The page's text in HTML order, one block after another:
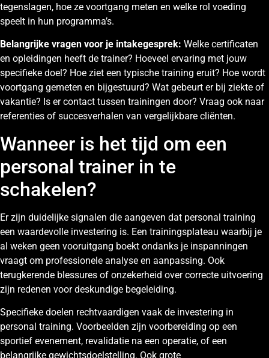
tegenslagen, hoe ze voortgang meten en welke rol voeding
speelt in hun programma’s.
Belangrijke vragen voor je intakegesprek: Welke certificaten
en opleidingen heeft de trainer? Hoeveel ervaring met jouw
specifieke doel? Hoe ziet een typische training eruit? Hoe wordt
voortgang gemeten en bijgestuurd? Wat gebeurt er bij ziekte of
vakantie? Is er contact tussen trainingen door? Vraag ook naar
referenties of succesverhalen van vergelijkbare cliënten.
Wanneer is het tijd om een
personal trainer in te
schakelen?
Er zijn duidelijke signalen die aangeven dat personal training
een waardevolle investering is. Een trainingsplateau waarbij je
al weken geen vooruitgang boekt ondanks je inspanningen
vraagt om professionele analyse en aanpassing. Ook
terugkerende blessures of onzekerheid over correcte uitvoering
zijn redenen voor deskundige begeleiding.
Specifieke doelen rechtvaardigen vaak de investering in
personal training. Voorbeelden zijn voorbereiding op een
sportief evenement, revalidatie na een operatie, of een
belangrijke gewichtsdoelstelling. Ook grote